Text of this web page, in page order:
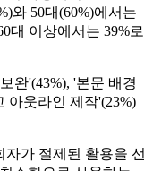
와 50대(60%)에서는
대 이상에서는 39%로
완'(43%), '본문 배경
아웃라인 제작'(23%)
가 절제된 활용을 선